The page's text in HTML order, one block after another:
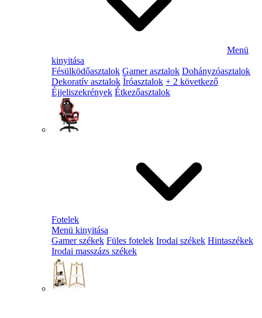
Menü
kinyitása
Fésülködőasztalok Gamer asztalok Dohányzóasztalok
Dekoratív asztalok Íróasztalok + 2 következő
Éjjeliszekrények Étkezőasztalok
Fotelek
Menü kinyitása
Gamer székek Füles fotelek Irodai székek Hintaszékek
Irodai masszázs székek